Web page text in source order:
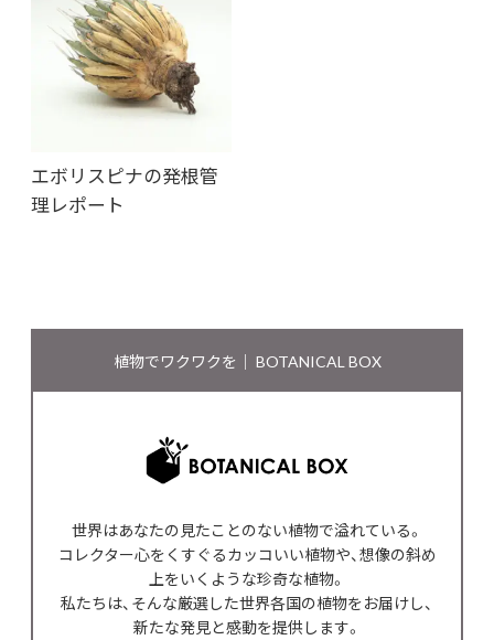
エボリスピナの発根管
理レポート
植物でワクワクを｜ BOTANICAL BOX
世界はあなたの見たことのない植物で溢れている。
コレクター心をくすぐるカッコいい植物や、想像の斜め
上をいくような珍奇な植物。
私たちは、そんな厳選した世界各国の植物をお届けし、
新たな発見と感動を提供します。